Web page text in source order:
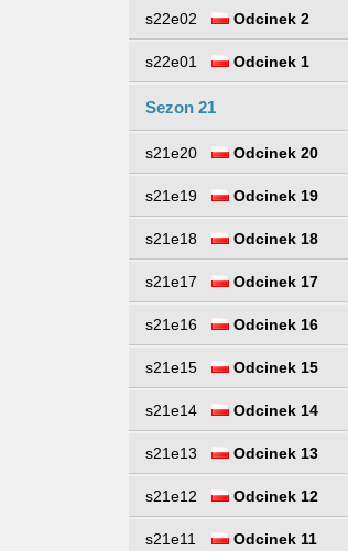
s22e02 Odcinek 2
s22e01 Odcinek 1
Sezon 21
s21e20 Odcinek 20
s21e19 Odcinek 19
s21e18 Odcinek 18
s21e17 Odcinek 17
s21e16 Odcinek 16
s21e15 Odcinek 15
s21e14 Odcinek 14
s21e13 Odcinek 13
s21e12 Odcinek 12
s21e11 Odcinek 11